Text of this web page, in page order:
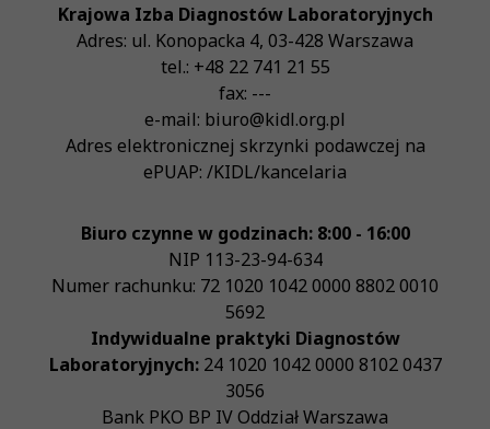
Krajowa Izba Diagnostów Laboratoryjnych
Adres: ul. Konopacka 4, 03-428 Warszawa
tel.: +48 22 741 21 55
fax: ---
e-mail: biuro@kidl.org.pl
Adres elektronicznej skrzynki podawczej na
ePUAP: /KIDL/kancelaria
Biuro czynne w godzinach: 8:00 - 16:00
NIP 113-23-94-634
Numer rachunku: 72 1020 1042 0000 8802 0010
5692
Indywidualne praktyki Diagnostów
Laboratoryjnych:24 1020 1042 0000 8102 0437
3056
Bank PKO BP IV Oddział Warszawa